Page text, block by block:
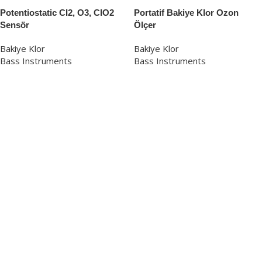
Potentiostatic CI2, O3, CIO2
Sensör
Bakiye Klor
Bass Instruments
Portatif Bakiye Klor Ozon
Ölçer
Bakiye Klor
Bass Instruments